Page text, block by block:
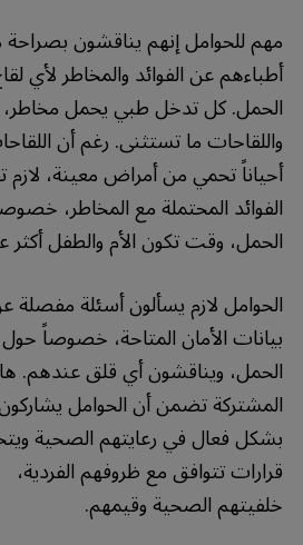
مهم للحوامل إنهم يناقشون
أطباءهم عن الفوائد والمخاطر لأي
الحمل. كل تدخل طبي يحمل مخاطر،
واللقاحات ما تستثنى. رغم أن
أحياناً تحمي من أمراض معينة، لازم
الفوائد المحتملة مع المخاطر،
الحمل، وقت تكون الأم والطفل
الحوامل لازم يسألون أسئلة مفصلة
بيانات الأمان المتاحة، خصوصاً حول
الحمل، ويناقشون أي قلق عندهم.
المشتركة تضمن أن الحوامل
بشكل فعال في رعايتهم الصحية
قرارات تتوافق مع ظروفهم الفردية،
خلفيتهم الصحية وقيمهم.